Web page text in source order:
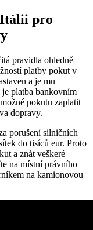
pro
pravidla ohledně
platby pokut v
a je mu
platba bankovním
pokutu zaplatit
dopravy.
porušení silničních
do tisíců eur. Proto
a znát veškeré
na místní právního
na kamionovou